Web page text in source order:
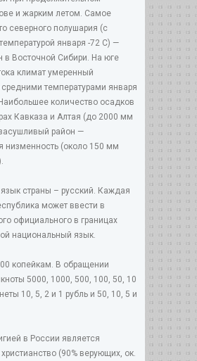
и жарким летом. Самое
северного полушария (с
января -72 C) —
в Восточной Сибири. На юге
климат умеренный
температурами января
количество осадков
Кавказа и Алтая (до 2000 мм
район —
низменность (около 150 мм
страны – русский. Каждая
может ввести в
официального в границах
национальный язык.
копейкам. В обращении
5000, 1000, 500, 100, 50, 10
10, 5, 2 и 1 рубль и 50, 10, 5 и
в России является
(90% верующих, ок.